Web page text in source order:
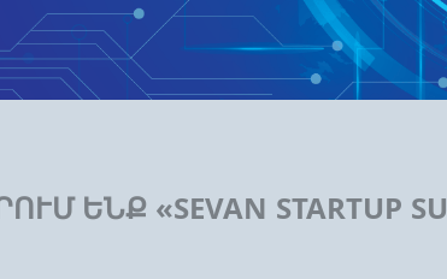
ԵՆՔ «SEVAN STARTUP